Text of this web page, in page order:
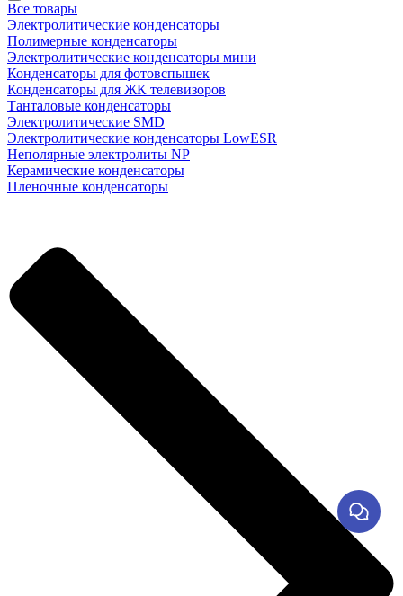
Все товары
Электролитические конденсаторы
Полимерные конденсаторы
Электролитические конденсаторы мини
Конденсаторы для фотовспышек
Конденсаторы для ЖК телевизоров
Танталовые конденсаторы
Электролитические SMD
Электролитические конденсаторы LowESR
Неполярные электролиты NP
Керамические конденсаторы
Пленочные конденсаторы